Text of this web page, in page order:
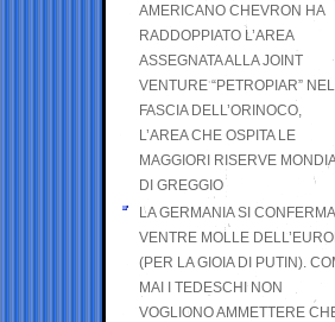
AMERICANO CHEVRON HA
RADDOPPIATO L’AREA
ASSEGNATA ALLA JOINT
VENTURE “PETROPIAR”
FASCIA DELL’ORINOCO,
L’AREA CHE OSPITA LE
MAGGIORI RISERVE
DI GREGGIO
LA GERMANIA SI
VENTRE MOLLE
(PER LA GIOIA DI PUTIN).
MAI I TEDESCHI NON
VOGLIONO AMMETTERE